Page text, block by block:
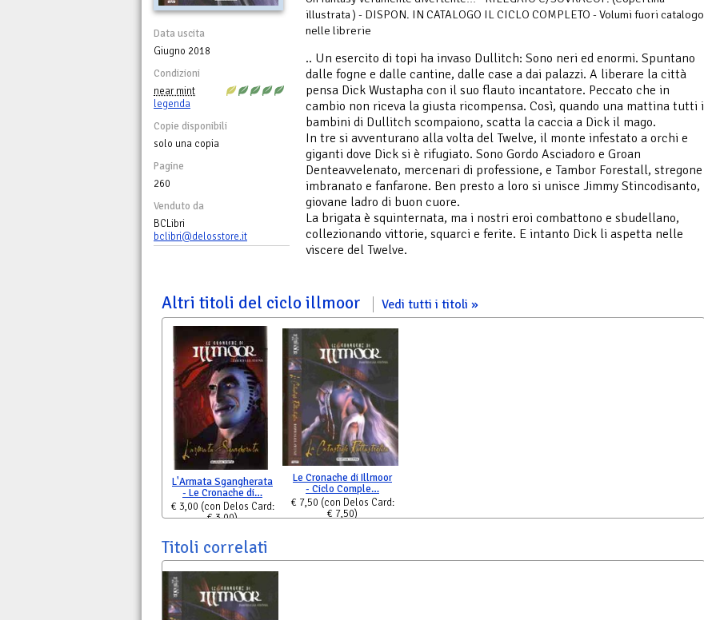
Data uscita
Giugno 2018
Condizioni
near mint
legenda
Copie disponibili
solo una copia
Pagine
260
Venduto da
BCLibri
bclibri@delosstore.it
illustrata ) - DISPON. IN CATALOGO IL CICLO COMPLETO - Volumi fuori catalogo
nelle librerie
.. Un esercito di topi ha invaso Dullitch: Sono neri ed enormi. Spuntano
dalle fogne e dalle cantine, dalle case a dai palazzi. A liberare la città
pensa Dick Wustapha con il suo flauto incantatore. Peccato che in
cambio non riceva la giusta ricompensa. Così, quando una mattina tutti i
bambini di Dullitch scompaiono, scatta la caccia a Dick il mago.
In tre si avventurano alla volta del Twelve, il monte infestato a orchi e
giganti dove Dick si è rifugiato. Sono Gordo Asciadoro e Groan
Denteavvelenato, mercenari di professione, e Tambor Forestall, stregone
imbranato e fanfarone. Ben presto a loro si unisce Jimmy Stincodisanto,
giovane ladro di buon cuore.
La brigata è squinternata, ma i nostri eroi combattono e sbudellano,
collezionando vittorie, squarci e ferite. E intanto Dick li aspetta nelle
viscere del Twelve.
Altri titoli del ciclo illmoor Vedi tutti i titoli
L'Armata Sgangherata
- Le Cronache di…
€ 3,00 (con Delos Card:
€ 3,00)
Le Cronache di Illmoor
- Ciclo Comple…
€ 7,50 (con Delos Card:
€ 7,50)
Titoli correlati